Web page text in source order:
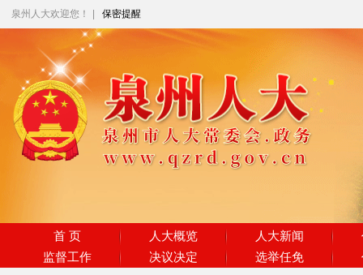
泉州人大欢迎您！ 保密提醒
首 页 人大概览 人大新闻
监督工作
决议决定 选举任免